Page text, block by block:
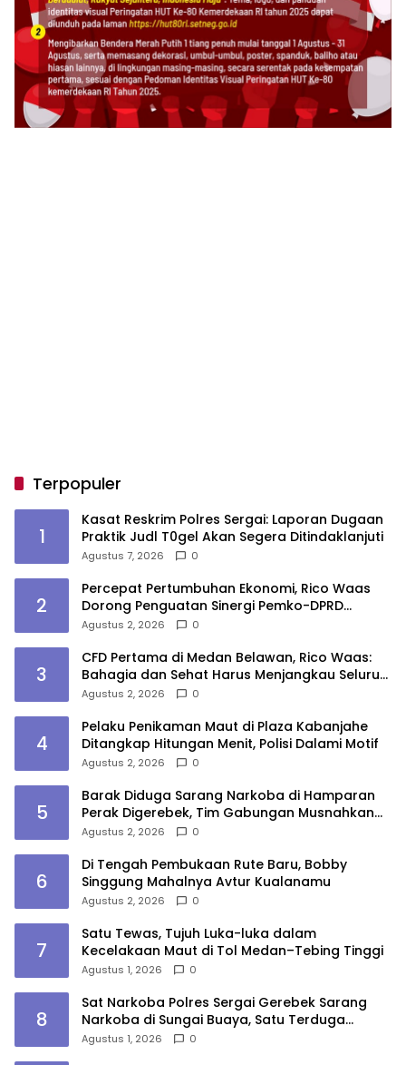
Terpopuler
1
Kasat Reskrim Polres Sergai: Laporan Dugaan
Praktik Judl T0gel Akan Segera Ditindaklanjuti
Agustus 7, 2026 0
2
Percepat Pertumbuhan Ekonomi, Rico Waas
Dorong Penguatan Sinergi Pemko-DPRD
Medan
Agustus 2, 2026 0
3
CFD Pertama di Medan Belawan, Rico Waas:
Bahagia dan Sehat Harus Menjangkau Seluruh
Sudut Kota Medan
Agustus 2, 2026 0
4
Pelaku Penikaman Maut di Plaza Kabanjahe
Ditangkap Hitungan Menit, Polisi Dalami Motif
Agustus 2, 2026 0
5
Barak Diduga Sarang Narkoba di Hamparan
Perak Digerebek, Tim Gabungan Musnahkan
Lokasi
Agustus 2, 2026 0
6
Di Tengah Pembukaan Rute Baru, Bobby
Singgung Mahalnya Avtur Kualanamu
Agustus 2, 2026 0
7
Satu Tewas, Tujuh Luka-luka dalam
Kecelakaan Maut di Tol Medan–Tebing Tinggi
Agustus 1, 2026 0
8
Sat Narkoba Polres Sergai Gerebek Sarang
Narkoba di Sungai Buaya, Satu Terduga
Pelaku Diamankan
Agustus 1, 2026 0